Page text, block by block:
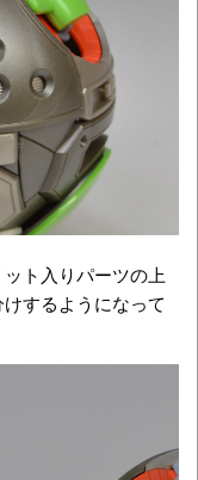
ト入りパーツの上
するようになって